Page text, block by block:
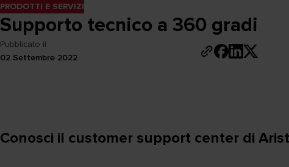
PRODOTTI E SERVIZI
Supporto tecnico a 360 gradi
Pubblicato il
02 Settembre 2022
Conosci il customer support center di